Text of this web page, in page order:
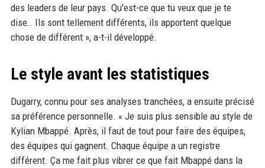
des leaders de leur pays. Qu'est-ce que tu veux que je te
dise… Ils sont tellement différents, ils apportent quelque
chose de différent », a-t-il développé.
Le style avant les statistiques
Dugarry, connu pour ses analyses tranchées, a ensuite précisé
sa préférence personnelle. « Je suis plus sensible au style de
Kylian Mbappé. Après, il faut de tout pour faire des équipes,
des équipes qui gagnent. Chaque équipe a un registre
différent. Ça me fait plus vibrer ce que fait Mbappé dans la